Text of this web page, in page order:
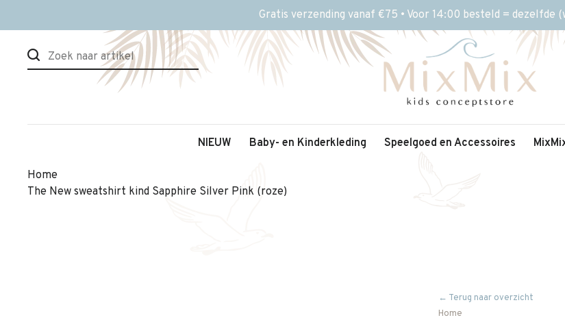
Gratis verzending vanaf €75 • Voor 14:00 besteld = dezelfde
NIEUW Baby- en Kinderkleding Speelgoed en Accessoires
Home
The New sweatshirt kind Sapphire Silver Pink (roze)
← Terug naar overzicht
Home